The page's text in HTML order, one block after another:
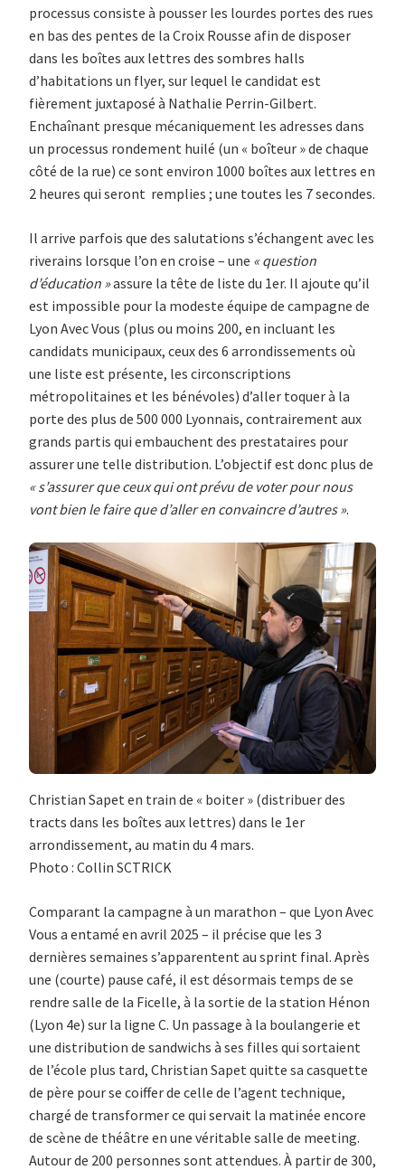
processus consiste à pousser les lourdes portes des rues
en bas des pentes de la Croix Rousse afin de disposer
dans les boîtes aux lettres des sombres halls
d’habitations un flyer, sur lequel le candidat est
fièrement juxtaposé à Nathalie Perrin-Gilbert.
Enchaînant presque mécaniquement les adresses dans
un processus rondement huilé (un « boîteur » de chaque
côté de la rue) ce sont environ 1000 boîtes aux lettres en
2 heures qui seront remplies ; une toutes les 7 secondes.
Il arrive parfois que des salutations s’échangent avec les
riverains lorsque l’on en croise – une « question
d’éducation »assure la tête de liste du 1er. Il ajoute qu’il
est impossible pour la modeste équipe de campagne de
Lyon Avec Vous (plus ou moins 200, en incluant les
candidats municipaux, ceux des 6 arrondissements où
une liste est présente, les circonscriptions
métropolitaines et les bénévoles) d’aller toquer à la
porte des plus de 500 000 Lyonnais, contrairement aux
grands partis qui embauchent des prestataires pour
assurer une telle distribution. L’objectif est donc plus de
« s’assurer que ceux qui ont prévu de voter pour nous
vont bien le faire que d’aller en convaincre d’autres ».
Christian Sapet en train de « boiter » (distribuer des
tracts dans les boîtes aux lettres) dans le 1er
arrondissement, au matin du 4 mars.
Photo : Collin SCTRICK
Comparant la campagne à un marathon – que Lyon Avec
Vous a entamé en avril 2025 – il précise que les 3
dernières semaines s’apparentent au sprint final. Après
une (courte) pause café, il est désormais temps de se
rendre salle de la Ficelle, à la sortie de la station Hénon
(Lyon 4e) sur la ligne C. Un passage à la boulangerie et
une distribution de sandwichs à ses filles qui sortaient
de l’école plus tard, Christian Sapet quitte sa casquette
de père pour se coiffer de celle de l’agent technique,
chargé de transformer ce qui servait la matinée encore
de scène de théâtre en une véritable salle de meeting.
Autour de 200 personnes sont attendues. À partir de 300,